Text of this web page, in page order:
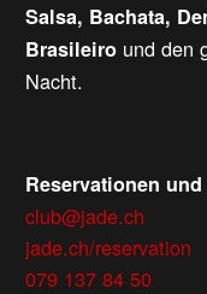
Salsa, Bachata,
Brasileiro und den
Nacht.
Reservationen
club@jade.ch
jade.ch/reservation
079 137 84 50